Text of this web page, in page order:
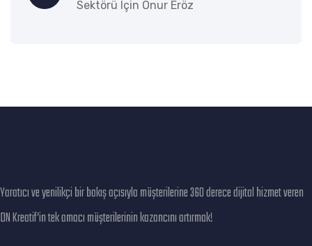
Sektörü Için Onur Eröz
Yaratıcı ve yenilikçi bir bakış açısıyla müşterilerine 360 derece dijital hizmet veren
DN Kreatif’in tek amacı müşterilerinin kazancını artırmak!